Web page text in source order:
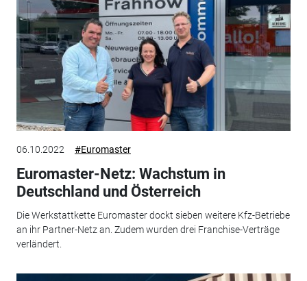
06.10.2022 #Euromaster
Euromaster-Netz: Wachstum in
Deutschland und Österreich
Die Werkstattkette Euromaster dockt sieben weitere Kfz-Betriebe
an ihr Partner-Netz an. Zudem wurden drei Franchise-Verträge
verländert.